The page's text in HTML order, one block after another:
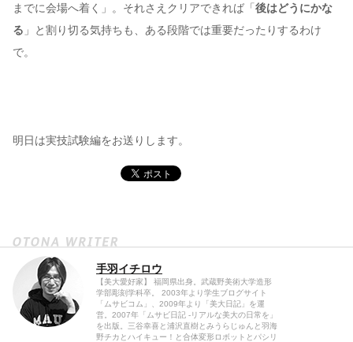
までに会場へ着く」。それさえクリアできれば「 後はどうにかな
る 」と割り切る気持ちも、ある段階では重要だったりするわけ
で。
明日は実技試験編をお送りします。
手羽イチロウ
【美大愛好家】 福岡県出身。武蔵野美術大学造形
学部彫刻学科卒。 2003年より学生ブログサイト
「ムサビコム」、2009年より「美大日記」を運
営。2007年「ムサビ日記 -リアルな美大の日常を」
を出版。三谷幸喜と浦沢直樹とみうらじゅんと羽海
野チカとハイキュー！と合体変形ロボットとパシリ